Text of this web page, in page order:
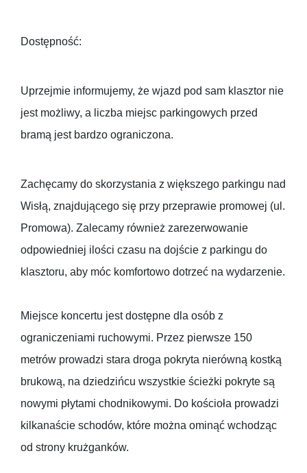
Dostępność:
Uprzejmie informujemy, że wjazd pod sam klasztor nie
jest możliwy, a liczba miejsc parkingowych przed
bramą jest bardzo ograniczona.
Zachęcamy do skorzystania z większego parkingu nad
Wisłą, znajdującego się przy przeprawie promowej (ul.
Promowa). Zalecamy również zarezerwowanie
odpowiedniej ilości czasu na dojście z parkingu do
klasztoru, aby móc komfortowo dotrzeć na wydarzenie.
Miejsce koncertu jest dostępne dla osób z
ograniczeniami ruchowymi. Przez pierwsze 150
metrów prowadzi stara droga pokryta nierówną kostką
brukową, na dziedzińcu wszystkie ścieżki pokryte są
nowymi płytami chodnikowymi. Do kościoła prowadzi
kilkanaście schodów, które można ominąć wchodząc
od strony krużganków.